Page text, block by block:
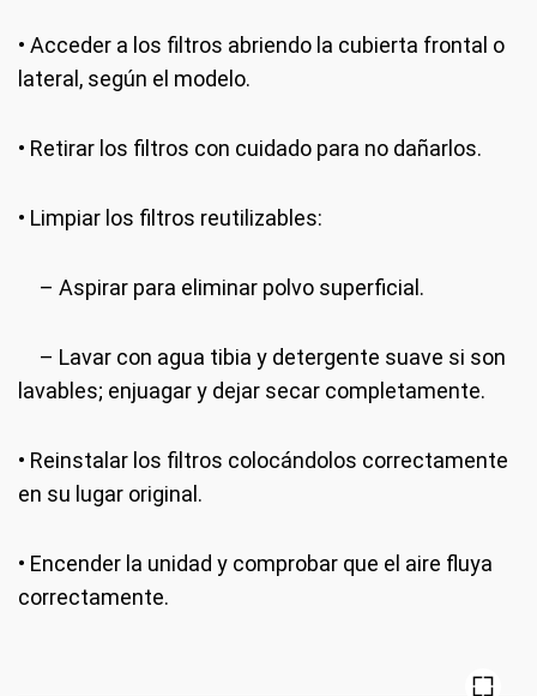
• Acceder a los filtros abriendo la cubierta frontal o
lateral, según el modelo.
• Retirar los filtros con cuidado para no dañarlos.
• Limpiar los filtros reutilizables:
– Aspirar para eliminar polvo superficial.
– Lavar con agua tibia y detergente suave si son
lavables; enjuagar y dejar secar completamente.
• Reinstalar los filtros colocándolos correctamente
en su lugar original.
• Encender la unidad y comprobar que el aire fluya
correctamente.